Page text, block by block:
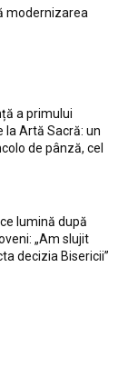
modernizarea
a primului
la Artă Sacră: un
de pânză, cel
lumină după
„Am slujit
decizia Bisericii”